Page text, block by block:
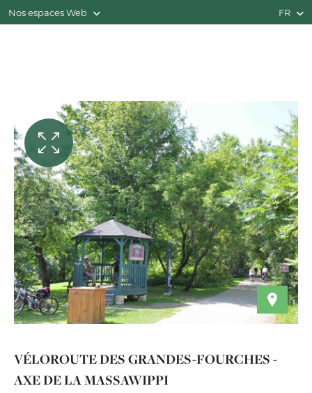
Nos espaces Web FR
VÉLOROUTE DES GRANDES-FOURCHES -
AXE DE LA MASSAWIPPI